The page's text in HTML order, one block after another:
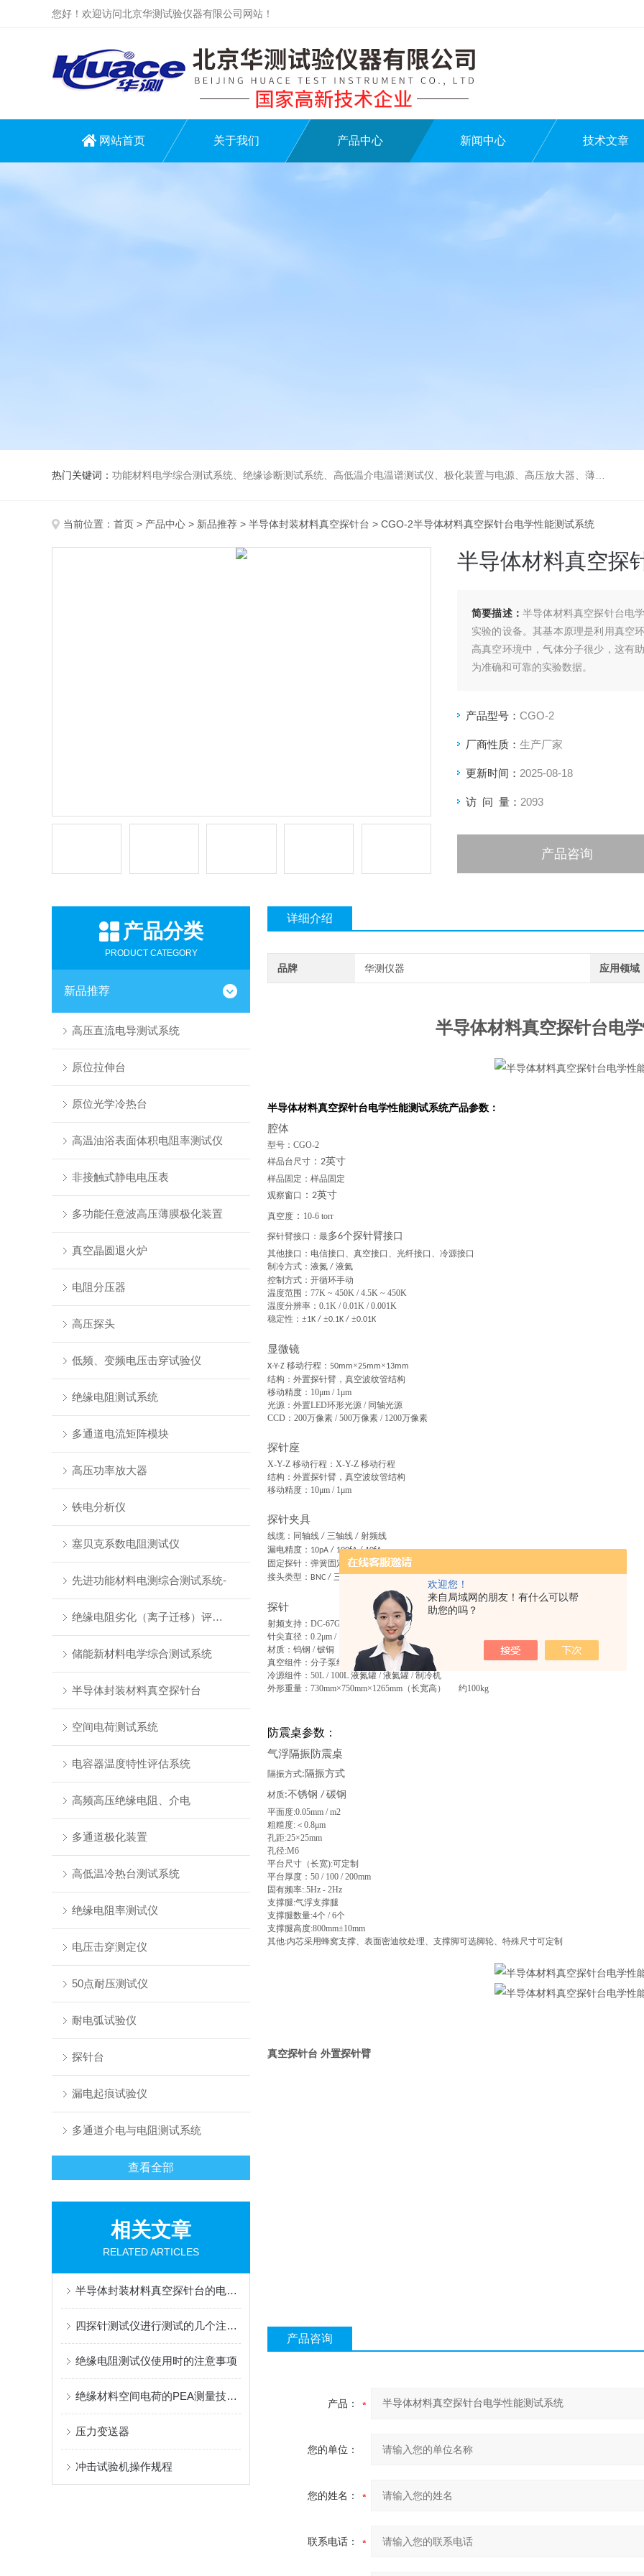
欢迎您！
来自局域网的朋友！有什么可以帮
助您的吗？
您好！欢迎访问北京华测试验仪器有限公司网站！
网站首页 关于我们 产品中心 新闻中心 技术文章
热门关键词： 功能材料电学综合测试系统、绝缘诊断测试系统、高低温介电温谱测试仪、极化装置与电源、高压放大器、薄膜极化、高低温冷热台、铁电压电热释电测试仪、绝缘材料电学性能综合测试平台、电击穿强度试验仪、耐电弧试验仪、高压漏电起痕测试仪、储能材料电学测控系统。
当前位置： 首页 > 产品中心 > 新品推荐 > 半导体封装材料真空探针台 > CGO-2半导体材料真空探针台电学性能测试系统
半导体材料真空探
简要描述： 半导体材料真空探针台电
实验的设备。其基本原理是利用真空
高真空环境中，气体分子很少，这有
为准确和可靠的实验数据。
产品型号： CGO-2
厂商性质： 生产厂家
更新时间： 2025-08-18
访 问 量： 2093
产品咨询
产品分类
PRODUCT CATEGORY
新品推荐
高压直流电导测试系统
原位拉伸台
原位光学冷热台
高温油浴表面体积电阻率测试仪
非接触式静电电压表
多功能任意波高压薄膜极化装置
真空晶圆退火炉
电阻分压器
高压探头
低频、变频电压击穿试验仪
绝缘电阻测试系统
多通道电流矩阵模块
高压功率放大器
铁电分析仪
塞贝克系数电阻测试仪
先进功能材料电测综合测试系统-
绝缘电阻劣化（离子迁移）评估系统
储能新材料电学综合测试系统
半导体封装材料真空探针台
空间电荷测试系统
电容器温度特性评估系统
高频高压绝缘电阻、介电
多通道极化装置
高低温冷热台测试系统
绝缘电阻率测试仪
电压击穿测定仪
50点耐压测试仪
耐电弧试验仪
探针台
漏电起痕试验仪
多通道介电与电阻测试系统
查看全部
相关文章
RELATED ARTICLES
半导体封装材料真空探针台的电流原理
四探针测试仪进行测试的几个注意事项
绝缘电阻测试仪使用时的注意事项
绝缘材料空间电荷的PEA测量技术及应用
压力变送器
冲击试验机操作规程
详细介绍
品牌 华测仪器 应用领域
半导体材料真空探针台电
半导体材料真空探针台电学性能测试系统产品参数：
腔体
型号：CGO-2
样品台尺寸 ： 2英寸
样品固定：样品固定
观察窗口 ： 2英寸
真空度 ： 10-6 torr
探针臂接口：最多6个探针臂接口
其他接口：电信接口、真空接口、光纤接口、冷源接口
制冷方式：液氮 / 液氦
控制方式：开循环手动
温度范围： 77K ~ 450K / 4.5K ~ 450K
温度分辨率：0.1K / 0.01K / 0.001K
稳定性：±1K / ±0.1K / ±0.01K
显微镜
X-Y-Z 移动行程： 50mm×25mm×13mm
结构：外置探针臂，真空波纹管结构
移动精度： 10μm / 1μm
光源： 外置LED环形光源 / 同轴光源
CCD：200万像素 / 500万像素 / 1200万像素
探针座
X-Y-Z 移动行程：X-Y-Z 移动行程
结构：外置探针臂，真空波纹管结构
移动精度：10μm / 1μm
探针夹具
线缆：同轴线 / 三轴线 / 射频线
漏电精度： 10pA / 100fA / 10fA
固定探针：弹簧固定 /螺丝固定
接头类型： BNC / 三轴 香蕉头 鳄鱼夹 接线端子 射频接口
探针
射频支持：DC-67GHZ
针尖直径：0.2μm / 1μm / 2μm / 5μm / 10μm/ 20μm / 50μm / 100μm
材质：钨钢 / 铍铜
真空组件：分子泵组 / 机械泵
冷源组件：50L / 100L 液氮罐 / 液氦罐 / 制冷机
外形重量：730mm×750mm×1265mm（长宽高） 约100kg
防震桌参数 ：
气浮隔振防震桌
隔振方式: 隔振方式
材质:不锈钢 / 碳钢
平面度:0.05mm / m2
粗糙度:＜0.8μm
孔距:25×25mm
孔径:M6
平台尺寸（长宽):可定制
平台厚度：50 / 100 / 200mm
固有频率:.5Hz - 2Hz
支撑腿:气浮支撑腿
支撑腿数量:4个 / 6个
支撑腿高度:800mm±10mm
其他:内芯采用蜂窝支撑、表面密迪纹处理、支撑脚可选脚轮、特殊尺寸可定制
真空探针台 外置探针臂
产品咨询
产品：
您的单位：
您的姓名：
联系电话：